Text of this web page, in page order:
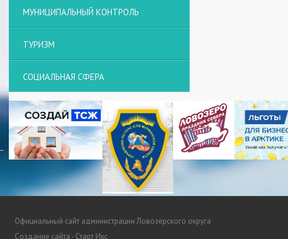
МУНИЦИПАЛЬНЫЙ КОНТРОЛЬ
ТУРИЗМ
СОЦИАЛЬНАЯ СФЕРА
Официальный сайт администрации Ловозерского округа
Создание сайта - Старт Икс